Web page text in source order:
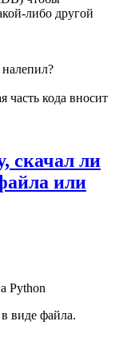
либо другой
налепил?
часть кода вносит
скачал ли
или
Python
виде файла.